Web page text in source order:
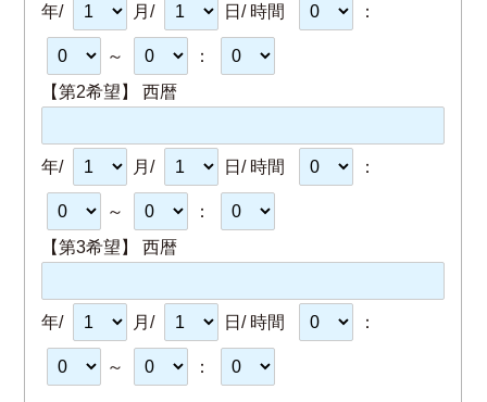
年/ 月/ 日/ 時間 ：
～
：
【第2希望】 西暦
年/ 月/ 日/ 時間 ：
～
：
【第3希望】 西暦
年/ 月/ 日/ 時間 ：
～ ：